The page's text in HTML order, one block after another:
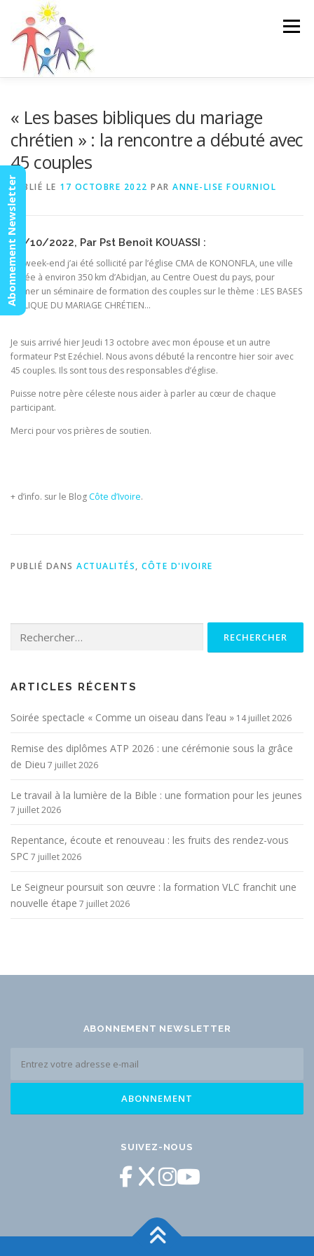
contenu
Menu
VIDÉOS
« Les bases bibliques du mariage
chrétien » : la rencontre a débuté avec
45 couples
PUBLIÉ LE 17 OCTOBRE 2022 PAR ANNE-LISE FOURNIOL
14/10/2022, Par Pst Benoît KOUASSI :
Ce week-end j’ai été sollicité par l’église CMA de KONONFLA, une ville
située à environ 350 km d’Abidjan, au Centre Ouest du pays, pour
animer un séminaire de formation des couples sur le thème : LES BASES
BIBLIQUE DU MARIAGE CHRÉTIEN…
Je suis arrivé hier Jeudi 13 octobre avec mon épouse et un autre
formateur Pst Ezéchiel. Nous avons débuté la rencontre hier soir avec
45 couples. Ils sont tous des responsables d’église.
Puisse notre père céleste nous aider à parler au cœur de chaque
participant.
Merci pour vos prières de soutien.
+ d’info. sur le Blog Côte d’Ivoire.
PUBLIÉ DANS ACTUALITÉS, CÔTE D'IVOIRE
ARTICLES RÉCENTS
Soirée spectacle « Comme un oiseau dans l’eau » 14 juillet 2026
Remise des diplômes ATP 2026 : une cérémonie sous la grâce
de Dieu 7 juillet 2026
Le travail à la lumière de la Bible : une formation pour les jeunes
7 juillet 2026
Repentance, écoute et renouveau : les fruits des rendez-vous
SPC 7 juillet 2026
Le Seigneur poursuit son œuvre : la formation VLC franchit une
nouvelle étape 7 juillet 2026
ABONNEMENT NEWSLETTER
SUIVEZ-NOUS
Abonnement Newsletter